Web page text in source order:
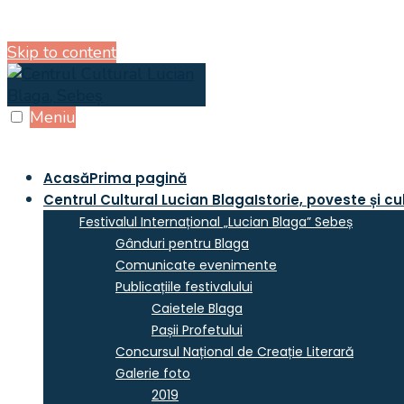
Skip to content
Meniu
AcasăPrima pagină
Centrul Cultural Lucian BlagaIstorie, poveste și
Festivalul Internațional „Lucian Blaga” Sebeș
Gânduri pentru Blaga
Comunicate evenimente
Publicațiile festivalului
Caietele Blaga
Pașii Profetului
Concursul Național de Creație Literară
Galerie foto
2019